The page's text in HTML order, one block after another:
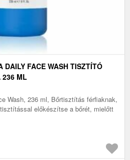
DAILY FACE WASH TISZTÍTÓ
236 ML
Wash, 236 ml, Bőrtisztítás férfiaknak,
előkészítse a bőrét, mielőtt